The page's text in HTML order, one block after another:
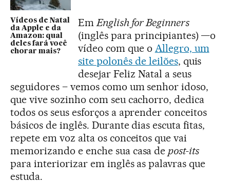
Vídeos de Natal
da Apple e da
Amazon: qual
deles fará você
chorar mais?
EmEnglish for Beginners
(inglês para principiantes) —o
vídeo com que o Allegro, um
site polonês de leilões, quis
desejar Feliz Natal a seus
seguidores – vemos como um senhor idoso,
que vive sozinho com seu cachorro, dedica
todos os seus esforços a aprender conceitos
básicos de inglês. Durante dias escuta fitas,
repete em voz alta os conceitos que vai
memorizando e enche sua casa depost-its
para interiorizar em inglês as palavras que
estuda.